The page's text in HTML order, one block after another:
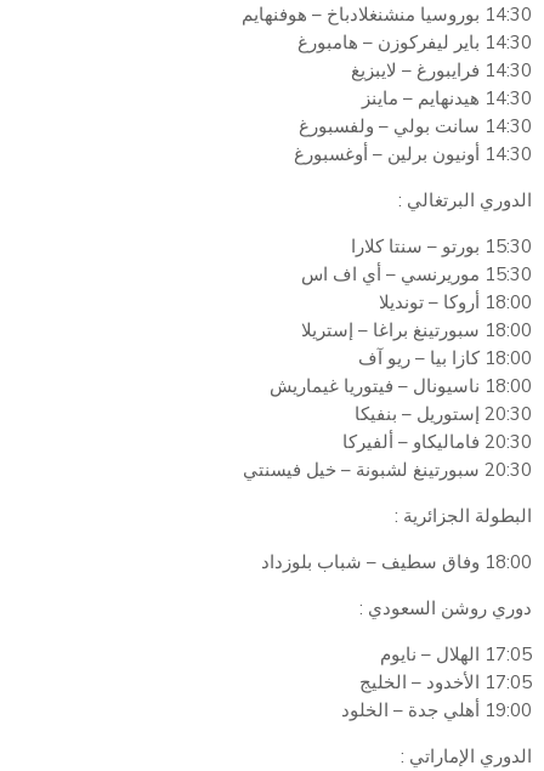
14:30 بوروسيا منشنغلادباخ – هوفنهايم
14:30 باير ليفركوزن – هامبورغ
14:30 فرايبورغ – لايبزيغ
14:30 هيدنهايم – ماينز
14:30 سانت بولي – ولفسبورغ
14:30 أونيون برلين – أوغسبورغ
الدوري البرتغالي :
15:30 بورتو – سنتا كلارا
15:30 موريرنسي – أي اف اس
18:00 أروكا – تونديلا
18:00 سبورتينغ براغا – إستريلا
18:00 كازا بيا – ريو آف
18:00 ناسيونال – فيتوريا غيماريش
20:30 إستوريل – بنفيكا
20:30 فاماليكاو – ألفيركا
20:30 سبورتينغ لشبونة – خيل فيسنتي
البطولة الجزائرية :
18:00 وفاق سطيف – شباب بلوزداد
دوري روشن السعودي :
17:05 الهلال – نايوم
17:05 الأخدود – الخليج
19:00 أهلي جدة – الخلود
الدوري الإماراتي :